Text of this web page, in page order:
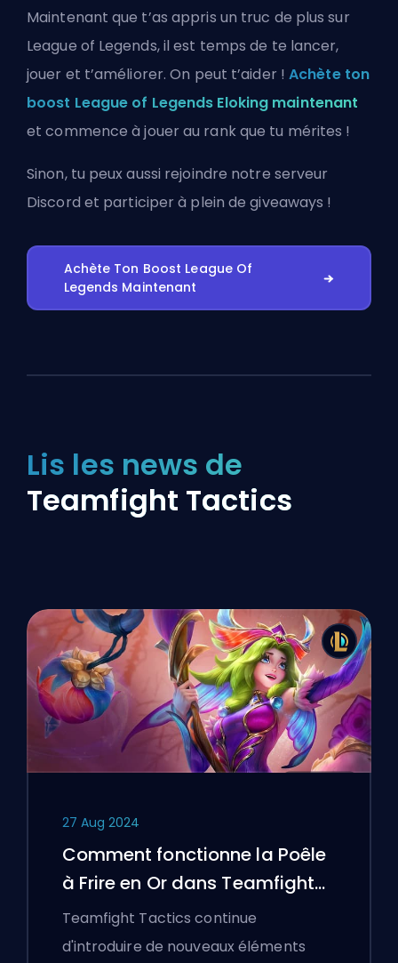
Maintenant que t’as appris un truc de plus sur
League of Legends, il est temps de te lancer,
jouer et t’améliorer. On peut t’aider !Achète ton
boost League of Legends Eloking maintenant
et commence à jouer au rank que tu mérites !
Sinon, tu peux aussi rejoindre notre serveur
Discord et participer à plein de giveaways !
Achète Ton Boost League Of
Legends Maintenant
Lis les news de
Teamfight Tactics
27 Aug 2024
Comment fonctionne la Poêle
à Frire en Or dans Teamfight
Tactics
Teamfight Tactics continue
d'introduire de nouveaux éléments